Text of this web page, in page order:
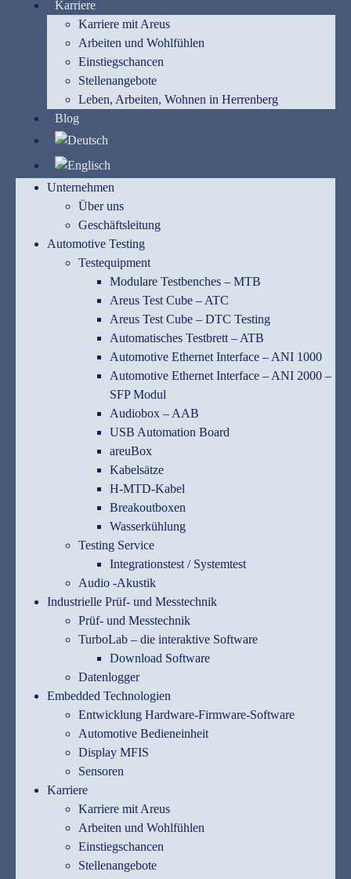
Karriere
Karriere mit Areus
Arbeiten und Wohlfühlen
Einstiegschancen
Stellenangebote
Leben, Arbeiten, Wohnen in Herrenberg
Blog
Unternehmen
Über uns
Geschäftsleitung
Automotive Testing
Testequipment
Modulare Testbenches – MTB
Areus Test Cube – ATC
Areus Test Cube – DTC Testing
Automatisches Testbrett – ATB
Automotive Ethernet Interface – ANI 1000
Automotive Ethernet Interface – ANI 2000 –
SFP Modul
Audiobox – AAB
USB Automation Board
areuBox
Kabelsätze
H-MTD-Kabel
Breakoutboxen
Wasserkühlung
Testing Service
Integrationstest / Systemtest
Audio -Akustik
Industrielle Prüf- und Messtechnik
Prüf- und Messtechnik
TurboLab – die interaktive Software
Download Software
Datenlogger
Embedded Technologien
Entwicklung Hardware-Firmware-Software
Automotive Bedieneinheit
Display MFIS
Sensoren
Karriere
Karriere mit Areus
Arbeiten und Wohlfühlen
Einstiegschancen
Stellenangebote